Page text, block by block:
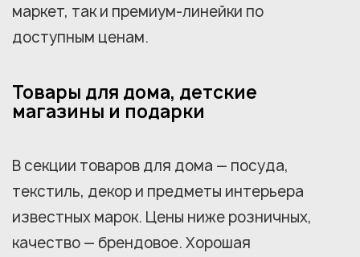
маркет, так и премиум-линейки по
доступным ценам.
Товары для дома, детские
магазины и подарки
В секции товаров для дома — посуда,
текстиль, декор и предметы интерьера
известных марок. Цены ниже розничных,
качество — брендовое. Хорошая